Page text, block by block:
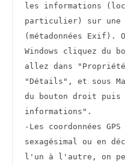
les informations
particulier) sur une
(métadonnées Exif).
Windows cliquez du
allez dans
"Détails", et sous
du bouton droit
informations".
-Les coordonnées
sexagésimal ou en
l'un à l'autre, on